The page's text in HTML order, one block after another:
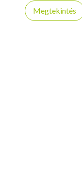
Ideális választás nyári
kalandokhoz,
Megtekintés